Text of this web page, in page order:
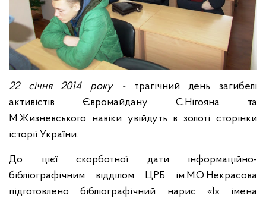
22 січня 2014 року - трагічний день загибелі
активістів Євромайдану С.Нігояна та
М.Жизневського навіки увійдуть в золоті сторінки
історії України.
До цієї скорботної дати інформаційно-
бібліографічним відділом ЦРБ ім.М.О.Некрасова
підготовлено бібліографічний нарис «Їх імена